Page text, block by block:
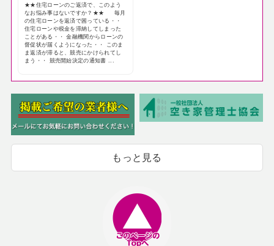
★★住宅ローンのご返済で、このよう
なお悩み事はないですか？★★ 毎月
の住宅ローンを返済で困っている・・
住宅ローンや税金を滞納してしまった
ことがある・・ 金融機関からローンの
督促状が届くようになった・・ このま
ま返済が滞ると、競売にかけられてし
まう・・ 競売開始決定の通知書 ...
もっと見る